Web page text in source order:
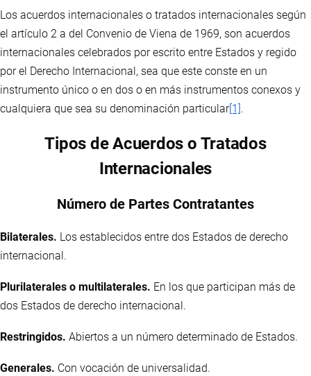
Los acuerdos internacionales o tratados internacionales según
el artículo 2 a del Convenio de Viena de 1969, son acuerdos
internacionales celebrados por escrito entre Estados y regido
por el Derecho Internacional, sea que este conste en un
instrumento único o en dos o en más instrumentos conexos y
cualquiera que sea su denominación particular[1].
Tipos de Acuerdos o Tratados
Internacionales
Número de Partes Contratantes
Bilaterales. Los establecidos entre dos Estados de derecho
internacional.
Plurilaterales o multilaterales. En los que participan más de
dos Estados de derecho internacional.
Restringidos. Abiertos a un número determinado de Estados.
Generales. Con vocación de universalidad.